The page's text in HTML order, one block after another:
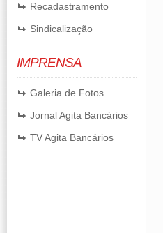
Recadastramento
Sindicalização
IMPRENSA
Galeria de Fotos
Jornal Agita Bancários
TV Agita Bancários